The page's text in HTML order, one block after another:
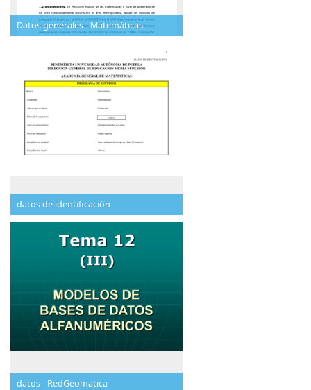
Datos generales - Matemáticas
datos de identificación
datos - RedGeomatica